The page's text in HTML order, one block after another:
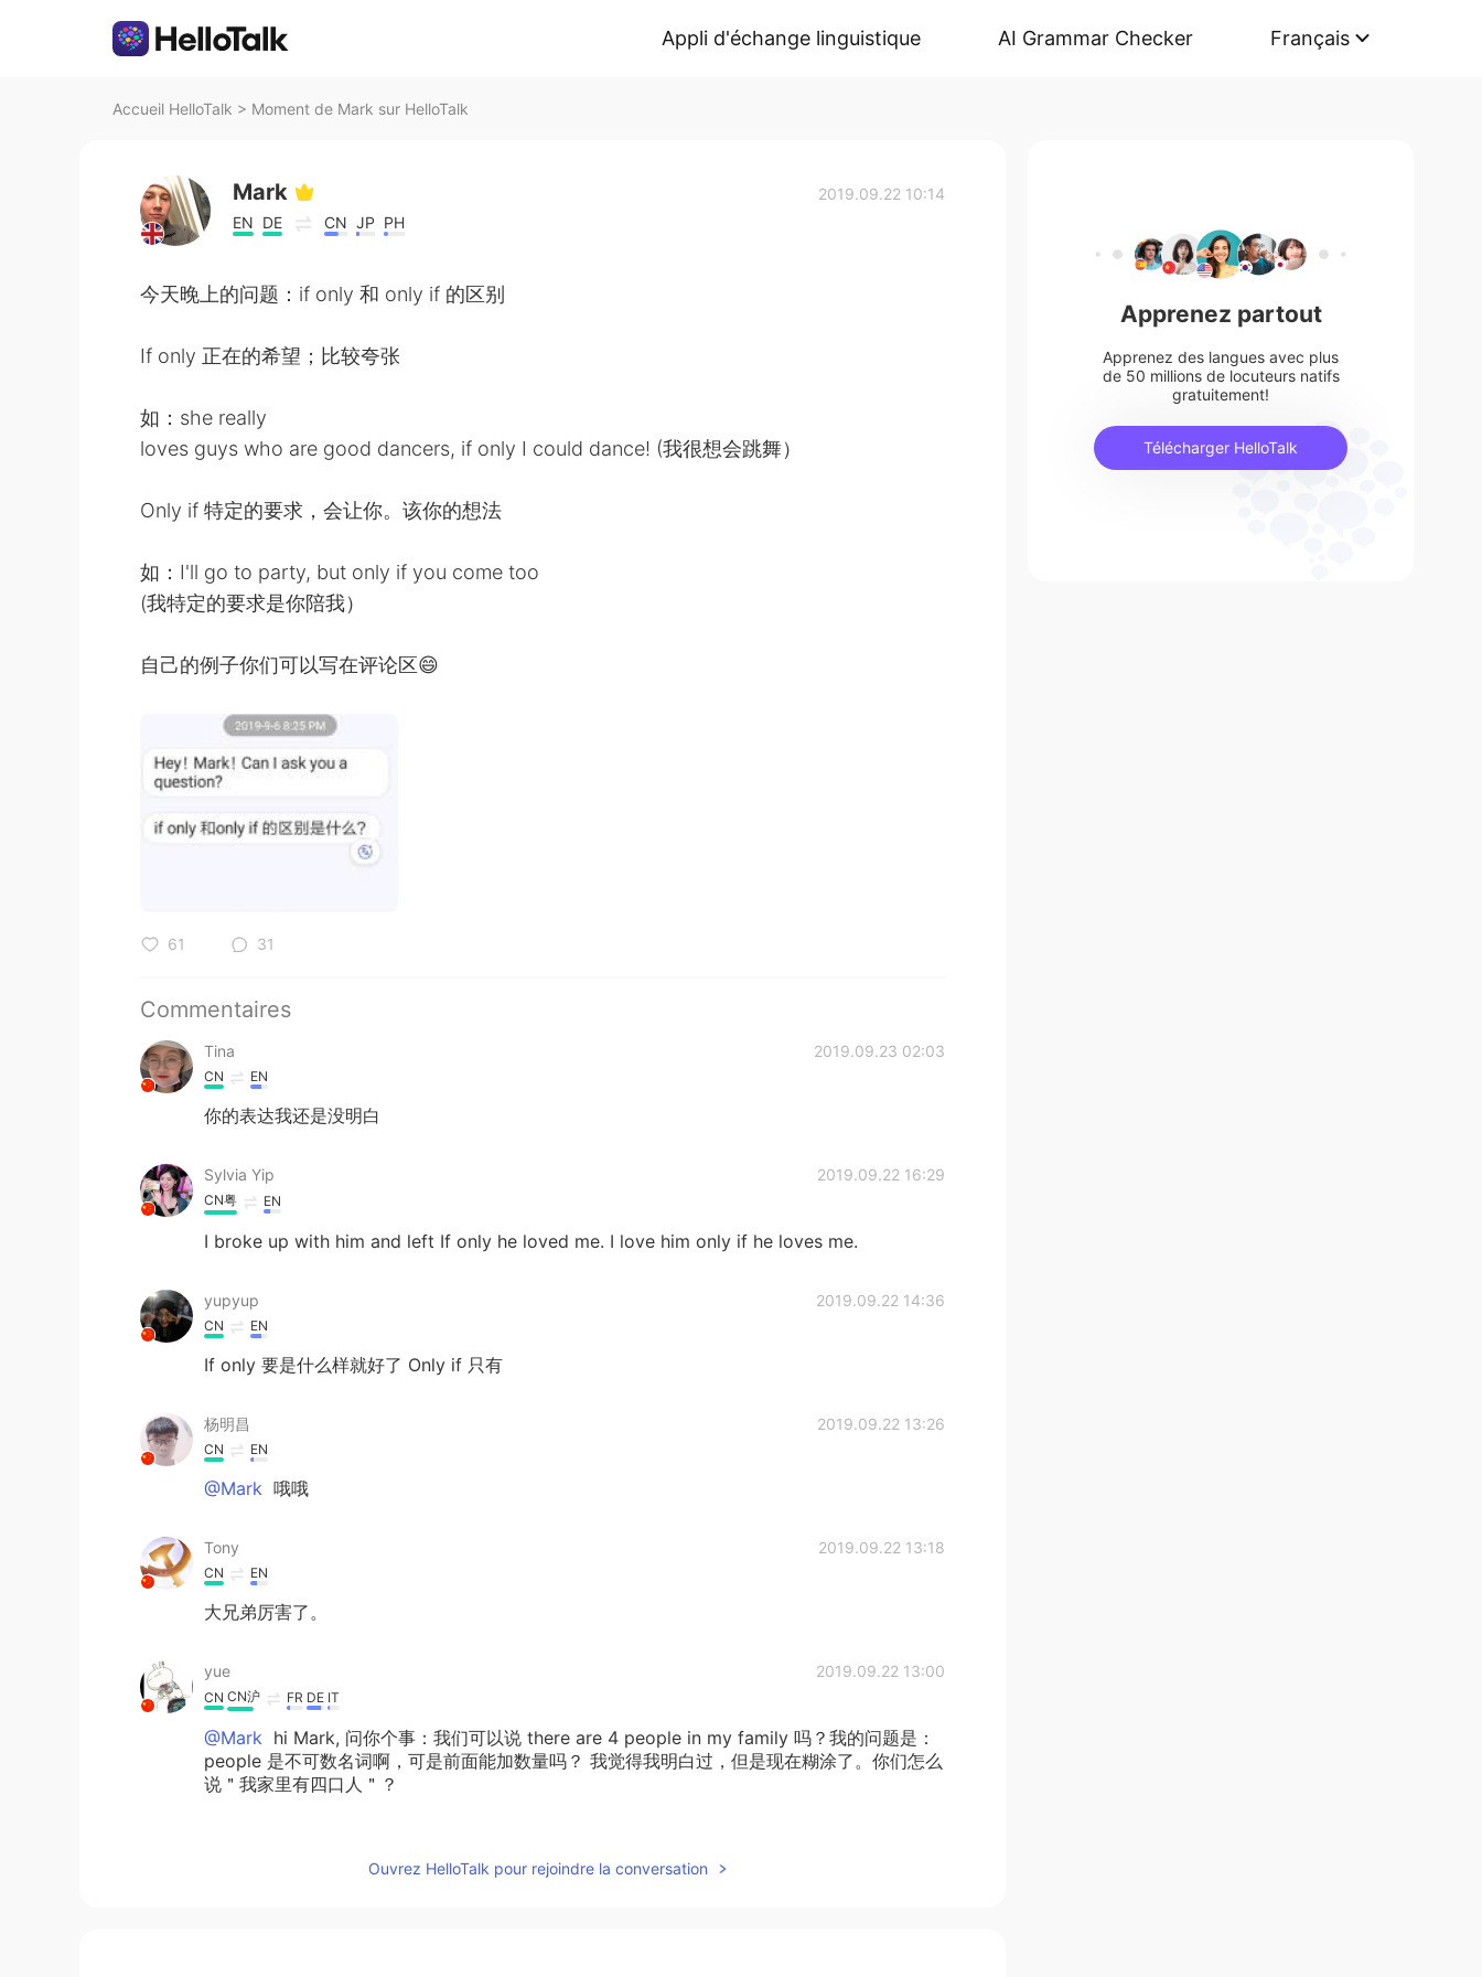
Appli d'échange linguistique AI Grammar Checker Français
Accueil HelloTalk > Moment de Mark sur HelloTalk
Mark
EN DE CN JP PH
2019.09.22 10:14
今天晚上的问题：if only 和 only if 的区别
If only 正在的希望；比较夸张
如：she really
loves guys who are good dancers, if only I could dance! (我很想会跳舞）
Only if 特定的要求，会让你。该你的想法
如：I'll go to party, but only if you come too
(我特定的要求是你陪我）
自己的例子你们可以写在评论区😄
61 31
Commentaires
Tina 2019.09.23 02:03
CN EN
你的表达我还是没明白
Sylvia Yip 2019.09.22 16:29
CN粤 EN
I broke up with him and left If only he loved me. I love him only if he loves me.
yupyup 2019.09.22 14:36
CN EN
If only 要是什么样就好了 Only if 只有
杨明昌 2019.09.22 13:26
CN EN
@Mark 哦哦
Tony 2019.09.22 13:18
CN EN
大兄弟厉害了。
yue 2019.09.22 13:00
CN CN沪 FR DE IT
@Mark hi Mark, 问你个事：我们可以说 there are 4 people in my family 吗？我的问题是：
people 是不可数名词啊，可是前面能加数量吗？ 我觉得我明白过，但是现在糊涂了。你们怎么
说＂我家里有四口人＂？
Ouvrez HelloTalk pour rejoindre la conversation
Apprenez partout
Apprenez des langues avec plus
de 50 millions de locuteurs natifs
gratuitement!
Télécharger HelloTalk